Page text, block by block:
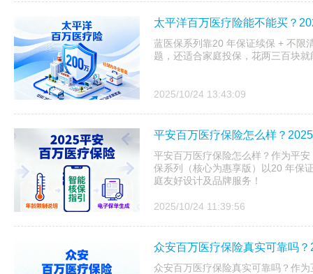
太平洋百万医疗险能不能买？
蓝医保系列靠20 年保证续保 + 不限
题，还适合家庭投保，花两三百块
2025/10/24 13:43:09
平安百万医疗保险怎么样？
平安百万医疗保险怎么样？作为平
保系列（核心为惠享版）以20 年保
庭友好设计及品牌服务！
2025/10/24 11:39:56
众安百万医疗保险真实可靠吗
众安百万医疗保险真实可靠吗？作